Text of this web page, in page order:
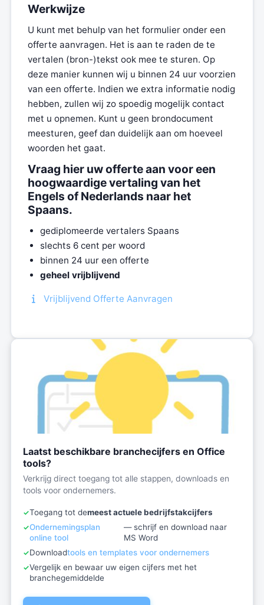
Werkwijze
U kunt met behulp van het formulier onder een
offerte aanvragen. Het is aan te raden de te
vertalen (bron-)tekst ook mee te sturen. Op
deze manier kunnen wij u binnen 24 uur voorzien
van een offerte. Indien we extra informatie nodig
hebben, zullen wij zo spoedig mogelijk contact
met u opnemen. Kunt u geen brondocument
meesturen, geef dan duidelijk aan om hoeveel
woorden het gaat.
Vraag hier uw offerte aan voor een
hoogwaardige vertaling van het
Engels of Nederlands naar het
Spaans.
gediplomeerde vertalers Spaans
slechts 6 cent per woord
binnen 24 uur een offerte
geheel vrijblijvend
Vrijblijvend Offerte Aanvragen
Laatst beschikbare branchecijfers en Office
tools?
Verkrijg direct toegang tot alle stappen, downloads en
tools voor ondernemers.
Toegang tot demeest actuele bedrijfstakcijfers
Ondernemingsplan
online tool
— schrijf en download naar
MS Word
Downloadtools en templates voor ondernemers
Vergelijk en bewaar uw eigen cijfers met het
branchegemiddelde